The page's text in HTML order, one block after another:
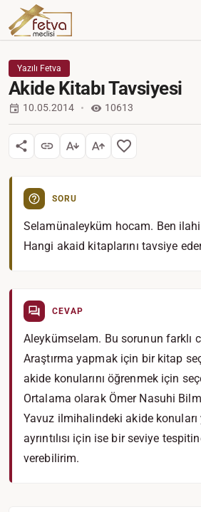
Yazılı Fetva
Akide Kitabı Tavsiyesi
10.05.2014 10613
SORU
Selamünaleyküm hocam. Ben
Hangi akaid kitaplarını tavsiye
CEVAP
Aleykümselam. Bu sorunun farklı
Araştırma yapmak için bir kitap
akide konularını öğrenmek için
Ortalama olarak Ömer Nasuhi
Yavuz ilmihalindeki akide konuları
ayrıntılısı için ise bir seviye
verebilirim.